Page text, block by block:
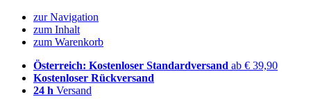
zur Navigation
zum Inhalt
zum Warenkorb
Österreich: Kostenloser Standardversand ab € 39,90
Kostenloser Rückversand
24 h Versand